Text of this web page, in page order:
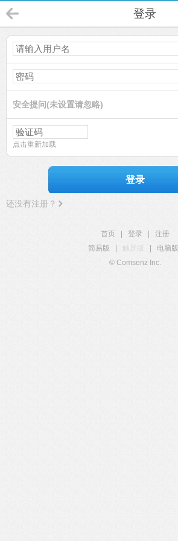
登录
安全提问(未设置请忽略)
点击重新加载
登录
还没有注册？
首页 登录
注册
简易版
触屏版 电脑版
© Comsenz Inc.